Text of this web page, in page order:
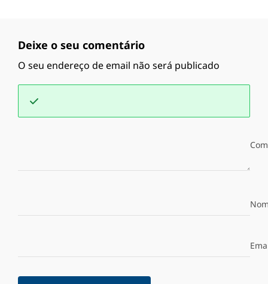
Deixe o seu comentário
O seu endereço de email não será publicado